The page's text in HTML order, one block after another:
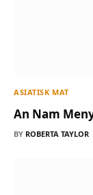
ASIATISK MAT
An Nam
BY ROBERTA TAYLOR